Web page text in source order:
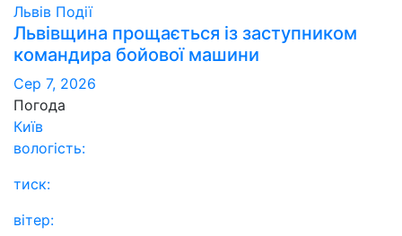
Львів Події
Львівщина прощається із заступником
командира бойової машини
Сер 7, 2026
Погода
Київ
вологість:
тиск:
вітер: